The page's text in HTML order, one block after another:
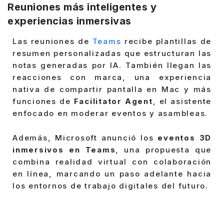
Reuniones más inteligentes y
experiencias inmersivas
Las reuniones de Teams recibe plantillas de
resumen personalizadas que estructuran las
notas generadas por IA. También llegan las
reacciones con marca, una experiencia
nativa de compartir pantalla en Mac y más
funciones de Facilitator Agent, el asistente
enfocado en moderar eventos y asambleas.
Además, Microsoft anunció los eventos 3D
inmersivos en Teams, una propuesta que
combina realidad virtual con colaboración
en línea, marcando un paso adelante hacia
los entornos de trabajo digitales del futuro.